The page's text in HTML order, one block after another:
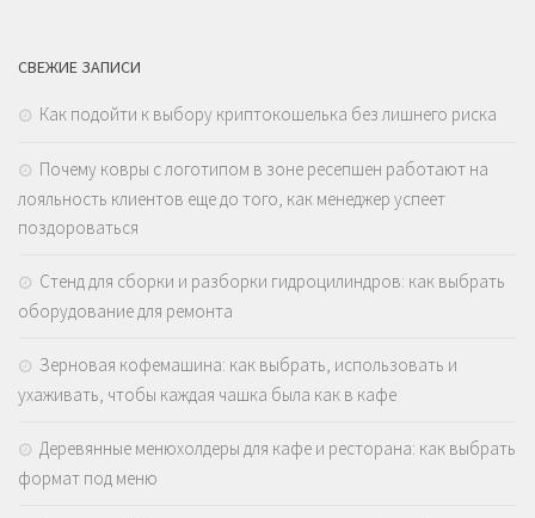
СВЕЖИЕ ЗАПИСИ
Как подойти к выбору криптокошелька без лишнего риска
Почему ковры с логотипом в зоне ресепшен работают на
лояльность клиентов еще до того, как менеджер успеет
поздороваться
Стенд для сборки и разборки гидроцилиндров: как выбрать
оборудование для ремонта
Зерновая кофемашина: как выбрать, использовать и
ухаживать, чтобы каждая чашка была как в кафе
Деревянные менюхолдеры для кафе и ресторана: как выбрать
формат под меню